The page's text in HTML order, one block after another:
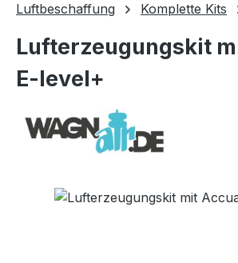
Luftbeschaffung Komplette Kits
Lufterzeugungskit
E-level+
Bildergalerie überspringen